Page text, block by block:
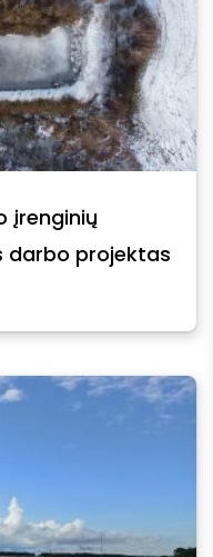
įrenginių
darbo projektas